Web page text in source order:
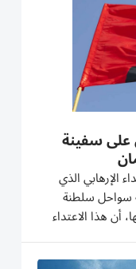
على سفينة
الإرهابي الذي
سواحل سلطنة
أن هذا الاعتداء
وتصعيداً خطِراً
الحيوية....